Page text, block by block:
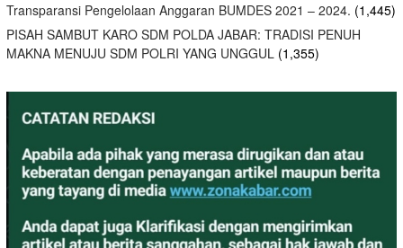
Transparansi Pengelolaan Anggaran BUMDES 2021 – 2024. (1,445)
PISAH SAMBUT KARO SDM POLDA JABAR: TRADISI PENUH
MAKNA MENUJU SDM POLRI YANG UNGGUL (1,355)